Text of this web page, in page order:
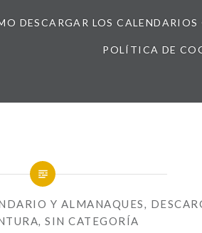
DESCARGAR LOS
POLÍTICA DE
Y ALMANAQUES,
, SIN CATEGORÍA